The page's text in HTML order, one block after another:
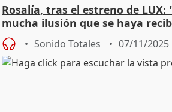
Rosalía, tras el estreno de LUX:
mucha ilusión que se haya
Sonido Totales 07/11/2025